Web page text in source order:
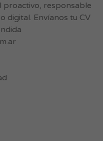
proactivo, responsable
digital. Envíanos tu CV